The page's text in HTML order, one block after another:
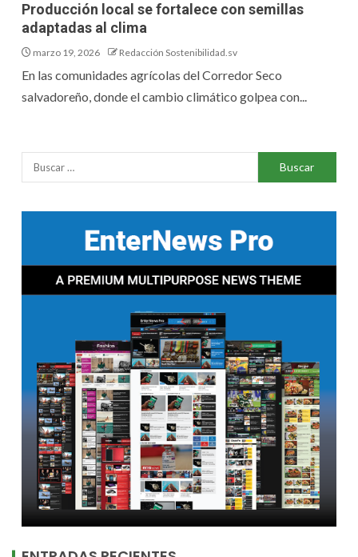
Producción local se fortalece con semillas
adaptadas al clima
marzo 19, 2026 Redacción Sostenibilidad.sv
En las comunidades agrícolas del Corredor Seco
salvadoreño, donde el cambio climático golpea con...